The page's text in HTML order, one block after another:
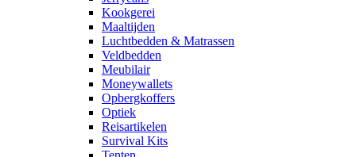
Kookgerei
Maaltijden
Luchtbedden & Matrassen
Veldbedden
Meubilair
Moneywallets
Opbergkoffers
Optiek
Reisartikelen
Survival Kits